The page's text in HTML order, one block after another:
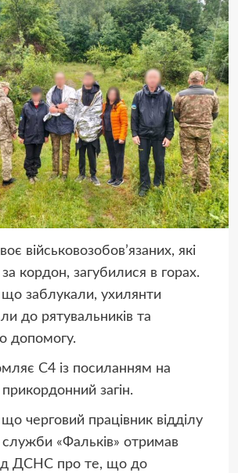
військовозобов’язаних, які
кордон, загубилися в горах.
заблукали, ухилянти
до рятувальників та
допомогу.
С4 із посиланням на
загін.
черговий працівник відділу
«Фальків» отримав
ДСНС про те, що до